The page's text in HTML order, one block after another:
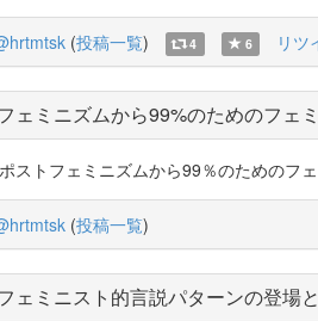
(投稿一覧) 4 6 リツ
ェミニズムから99%のためのフェ
ストフェミニズムから99％のための
(投稿一覧)
ェミニスト的言説パターンの登場